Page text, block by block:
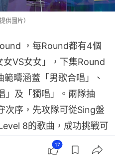
供圖片）
，每Round都有4個
VS女女」，下集Round
疇涵蓋「男歌合唱」、
」及「獨唱」。兩隊抽
次序，先攻隊可從Sing盤
8的歌曲，成功挑戰可
；若挑戰失敗，相應
一隊亦同時失去挑戰資
17